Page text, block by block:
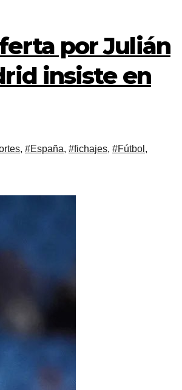
por Julián
insiste en
, #España, #fichajes, #Fútbol ,